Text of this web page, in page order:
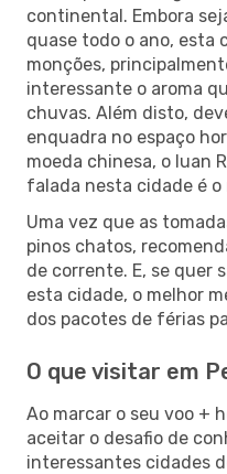
continental. Embora
quase todo o ano, esta
monções,
interessante o aroma
chuvas. Além disto,
enquadra no espaço
moeda chinesa, o Iuan
falada nesta cidade é o
Uma vez que as
pinos chatos,
de corrente. E, se quer
esta cidade, o melhor
dos pacotes de férias
O que visitar em
Ao marcar o seu voo +
aceitar o desafio de
interessantes cidades